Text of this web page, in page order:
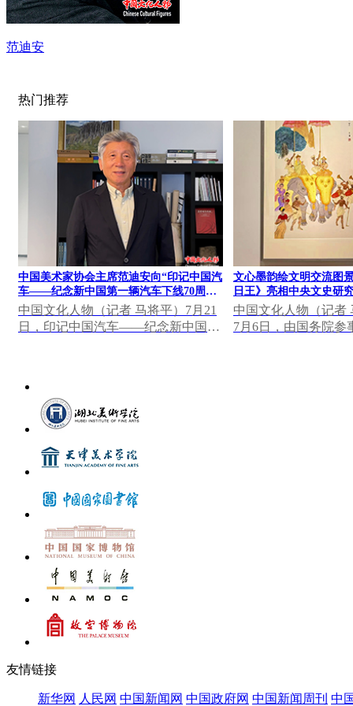
范迪安
热门推荐
中国美术家协会主席范迪安向“印记中国汽
车——纪念新中国第一辆汽车下线70周年
大众篆刻作品展”发表视频致辞
中国文化人物（记者 马将平）7月21
日，印记中国汽车——纪念新中国第
文心墨韵绘文明交流图
日王》亮相中央文史研
果展
中国文化人物（记者
7月6日，由国务院参
友情链接
新华网 人民网 中国新闻网 中国政府网 中国新闻周刊 中